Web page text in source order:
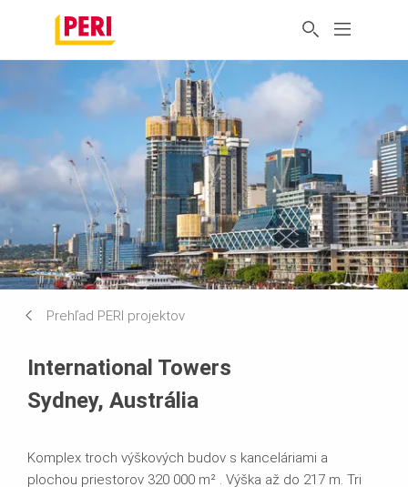
Prehľad PERI projektov
International Towers
Sydney, Austrália
Komplex troch výškových budov s kanceláriami a
plochou priestorov 320 000 m² . Výška až do 217 m. Tri